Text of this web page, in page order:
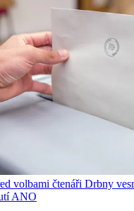
volbami čtenáři Drbny
ANO